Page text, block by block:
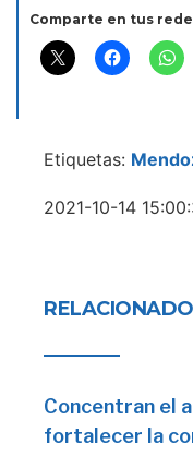
Comparte en tus
Etiquetas:
2021-10-14
Concentran el
fortalecer la